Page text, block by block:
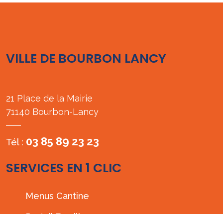
VILLE DE BOURBON LANCY
21 Place de la Mairie
71140 Bourbon-Lancy
Tél : 03 85 89 23 23
SERVICES EN 1 CLIC
Menus Cantine